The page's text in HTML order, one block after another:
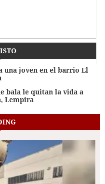
una joven en el barrio El
bala le quitan la vida a
Lempira